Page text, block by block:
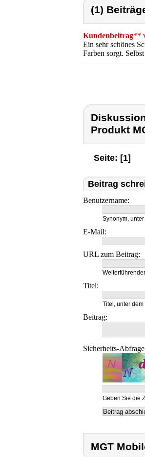
(1)
Kundenbeitrag**
Ein sehr schönes
Farben sorgt.
Produkt
Seite: [1]
Beitrag
Benutzername:
Synonym,
E-Mail:
URL zum Beitrag:
Titel:
Titel, unter dem
Beitrag:
Sicherheits-
Geben Sie die
MGT